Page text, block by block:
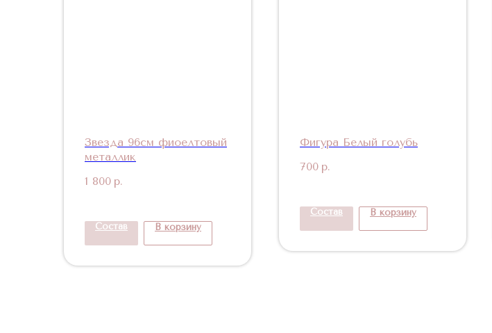
Звезда 96см фиоелтовый
металлик
1 800 р.
Состав В корзину
Фигура Белый голубь
700 р.
Состав В корзину